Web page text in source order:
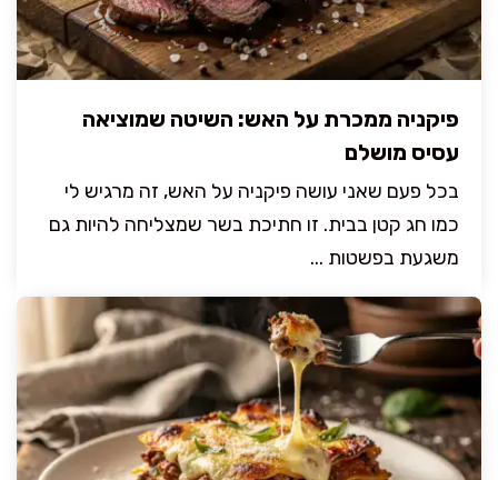
פיקניה ממכרת על האש: השיטה שמוציאה
עסיס מושלם
בכל פעם שאני עושה פיקניה על האש, זה מרגיש לי
כמו חג קטן בבית. זו חתיכת בשר שמצליחה להיות גם
משגעת בפשטות ...